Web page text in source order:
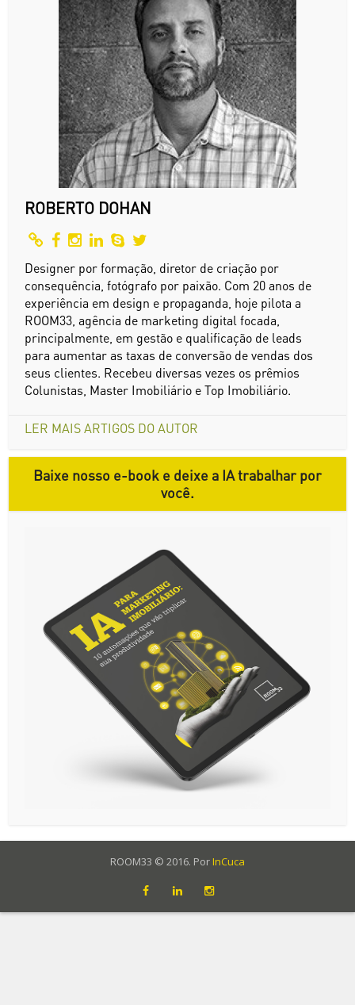
ROBERTO DOHAN
Designer por formação, diretor de criação por
consequência, fotógrafo por paixão. Com 20 anos de
experiência em design e propaganda, hoje pilota a
ROOM33, agência de marketing digital focada,
principalmente, em gestão e qualificação de leads
para aumentar as taxas de conversão de vendas dos
seus clientes. Recebeu diversas vezes os prêmios
Colunistas, Master Imobiliário e Top Imobiliário.
LER MAIS ARTIGOS DO AUTOR
Baixe nosso e-book e deixe a IA trabalhar por
você.
ROOM33 © 2016. Por InCuca